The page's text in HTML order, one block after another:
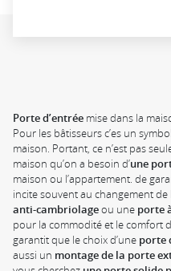
Porte d’entrée mise dans la
Pour les bâtisseurs c’es un
maison. Portant, ce n’est pas
maison qu’on a besoin d’une
maison ou l’appartement. de
incite souvent au changement
anti-cambriolageou une porte
pour la commodité et le comfort
garantit que le choix d’une porte
aussi un montage de la porte